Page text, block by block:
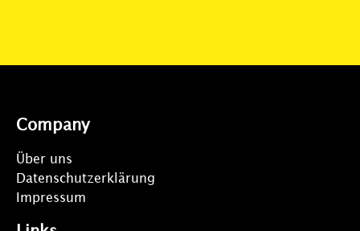
Company
Über uns
Datenschutzerklärung
Impressum